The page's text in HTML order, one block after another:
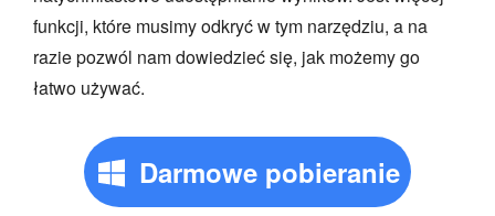
funkcji, które musimy odkryć w tym narzędziu, a na
razie pozwól nam dowiedzieć się, jak możemy go
łatwo używać.
Darmowe pobieranie